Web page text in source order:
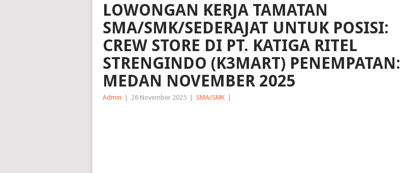
LOWONGAN KERJA TAMATAN
SMA/SMK/SEDERAJAT UNTUK POSISI:
CREW STORE DI PT. KATIGA RITEL
STRENGINDO (K3MART) PENEMPATAN:
MEDAN NOVEMBER 2025
Admin 26 November 2025 SMA/SMK